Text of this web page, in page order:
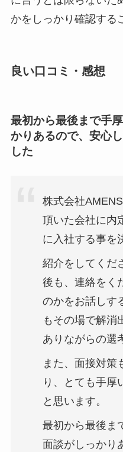
かをしっかり確認する
良い口コミ・感想
最初から最後まで手
かりあるので、安心
した
株式会社
頂いた会社に内
に入社する事を
紹介をしてくだ
後も、連絡をく
のかをお話しす
もその場で解消
ありながらの選
また、面接対策
り、とても手厚
と思います。
最初から最後ま
面談がしっかり